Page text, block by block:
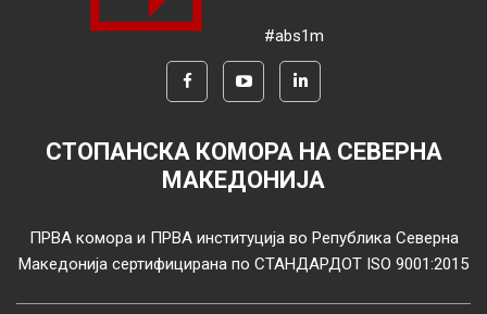
#abs1m
СТОПАНСКА КОМОРА НА СЕВЕРНА
МАКЕДОНИЈА
ПРВА комора и ПРВА институција во Република Северна
Македонија сертифицирана по СТАНДАРДОТ ISO 9001:2015